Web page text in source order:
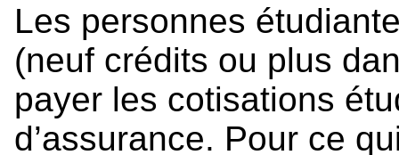
Les personnes
(neuf crédits ou plus
payer les cotisations
d’assurance. Pour ce